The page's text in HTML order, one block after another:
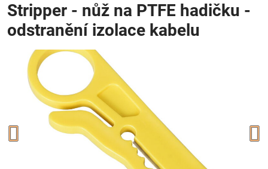
Stripper - nůž na PTFE hadičku -
odstranění izolace kabelu